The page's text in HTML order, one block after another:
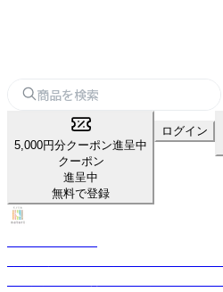
5,000円分クーポン進呈中
クーポン
進呈中
無料で登録
ログイン